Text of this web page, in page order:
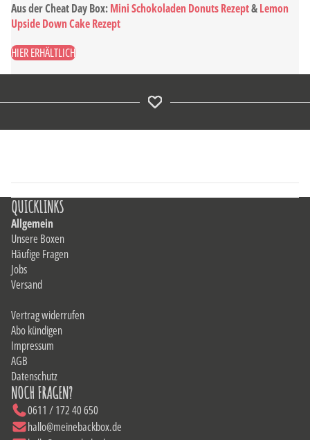
Aus der Cheat Day Box:Mini Schokoladen Donuts Rezept&Lemon
Upside Down Cake Rezept
HIER ERHÄLTLICH
QUICKLINKS
Allgemein
Unsere Boxen
Häufige Fragen
Jobs
Versand
Vertrag widerrufen
Abo kündigen
Impressum
AGB
Datenschutz
NOCH FRAGEN?
0611 / 172 40 650
hallo@meinebackbox.de